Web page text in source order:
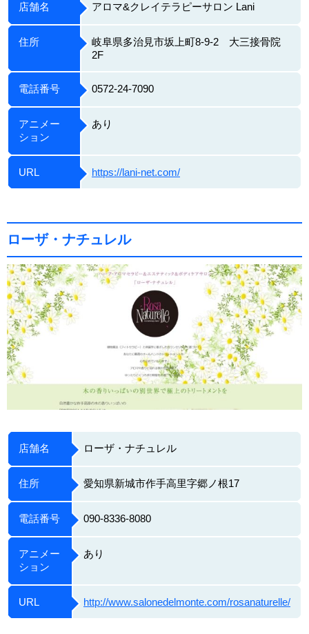
店舗名 アロマ&クレイテラピーサロン Lani
住所
岐阜県多治見市坂上町8-9-2 大三接骨院
2F
電話番号 0572-24-7090
アニメー
ション
あり
URL https://lani-net.com/
ローザ・ナチュレル
店舗名 ローザ・ナチュレル
住所 愛知県新城市作手高里字郷ノ根17
電話番号 090-8336-8080
アニメー
ション
あり
URL http://www.salonedelmonte.com/rosanaturelle/